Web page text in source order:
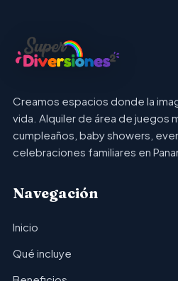
Creamos espacios donde la
vida. Alquiler de área de juegos
cumpleaños, baby showers,
celebraciones familiares en
Navegación
Inicio
Qué incluye